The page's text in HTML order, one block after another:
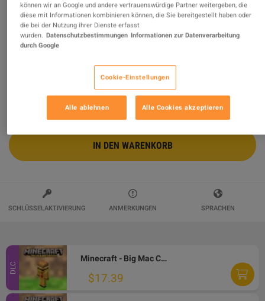
Verkauft von Picgame
98.84% von 10644 Bewertungen sind ausgezeichnet!
$11.96 -41%
5 MEHR ANGEBOTE VERFÜGBAR AB
IN DEN WARENKORB
SCHLÜSSELAKTIVIERUNG ANMERKUNGEN SPRACHEN
DLC
Minecraft - Big Mac Crystal Skin DLC XBOX One / Xbox Series X|S / PC CD Key
$17.39
können wir an Google und andere vertrauenswürdige Partner weitergeben, die
diese mit Informationen kombinieren können, die Sie bereitgestellt haben oder
die bei der Nutzung ihrer Dienste erfasst
wurden. Datenschutzbestimmungen Informationen zur Datenverarbeitung
durch Google
Cookie-Einstellungen
Alle ablehnen Alle Cookies akzeptieren